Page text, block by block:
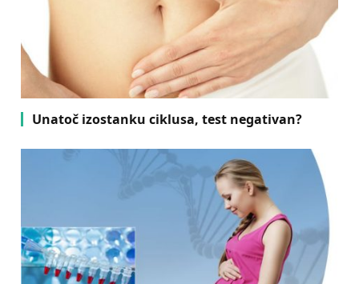
Unatoč izostanku ciklusa, test negativan?